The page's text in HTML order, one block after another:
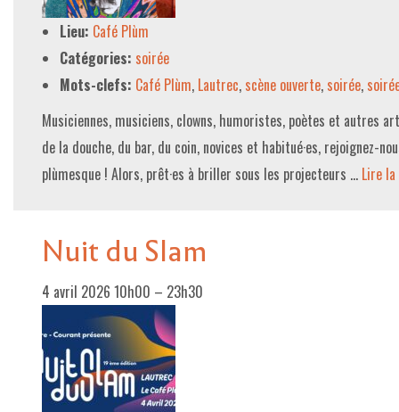
Lieu: Café Plùm
Catégories: soirée
Mots-clefs: Café Plùm, Lautrec, scène ouverte, soirée,
Musiciennes, musiciens, clowns, humoristes, poètes et autres
de la douche, du bar, du coin, novices et habitué·es, rejoignez-
plùmesque ! Alors, prêt·es à briller sous les projecteurs … Lire
Nuit du Slam
4 avril 2026 10h00 – 23h30